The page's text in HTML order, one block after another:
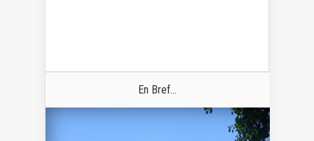
En Bref...